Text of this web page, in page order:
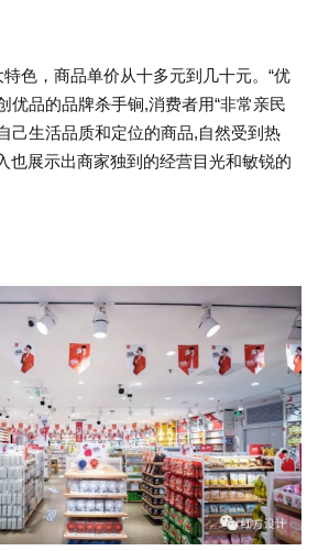
，商品单价从十多元到几十元。“优
优品的品牌杀手锏,消费者用“非常亲民
己生活品质和定位的商品,自然受到热
也展示出商家独到的经营目光和敏锐的